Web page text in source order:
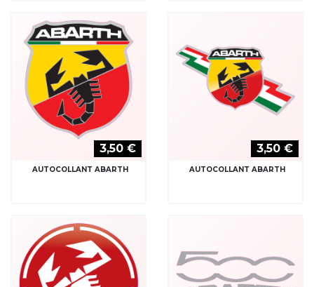
3,50 €
AUTOCOLLANT ABARTH
3,50 €
AUTOCOLLANT ABARTH